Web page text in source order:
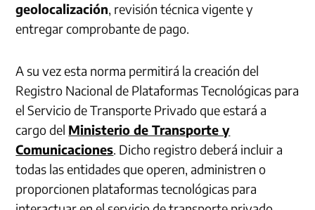
geolocalización, revisión técnica vigente y
entregar comprobante de pago.
A su vez esta norma permitirá la creación del
Registro Nacional de Plataformas Tecnológicas para
el Servicio de Transporte Privado que estará a
cargo del Ministerio de Transporte y
Comunicaciones. Dicho registro deberá incluir a
todas las entidades que operen, administren o
proporcionen plataformas tecnológicas para